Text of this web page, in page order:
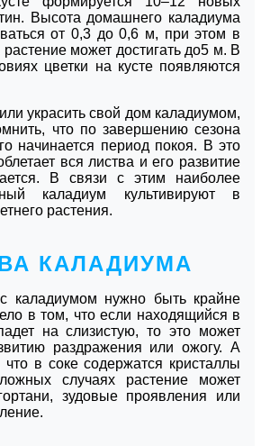
Высота домашнего каладиума
от 0,3 до 0,6 м, при этом в
растение может достигать до5 м. В
цветки на кусте появляются
украсить свой дом каладиумом,
что по завершению сезона
начинается период покоя. В это
вся листва и его развитие
В связи с этим наиболее
каладиум культивируют в
растения.
КАЛАДИУМА
каладиумом нужно быть крайне
в том, что если находящийся в
на слизистую, то это может
раздражения или ожогу. А
в соке содержатся кристаллы
случаях растение может
зудовые проявления или